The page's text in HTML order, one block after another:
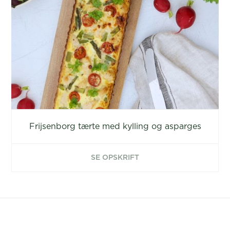
Frijsenborg tærte med kylling og asparges
SE OPSKRIFT